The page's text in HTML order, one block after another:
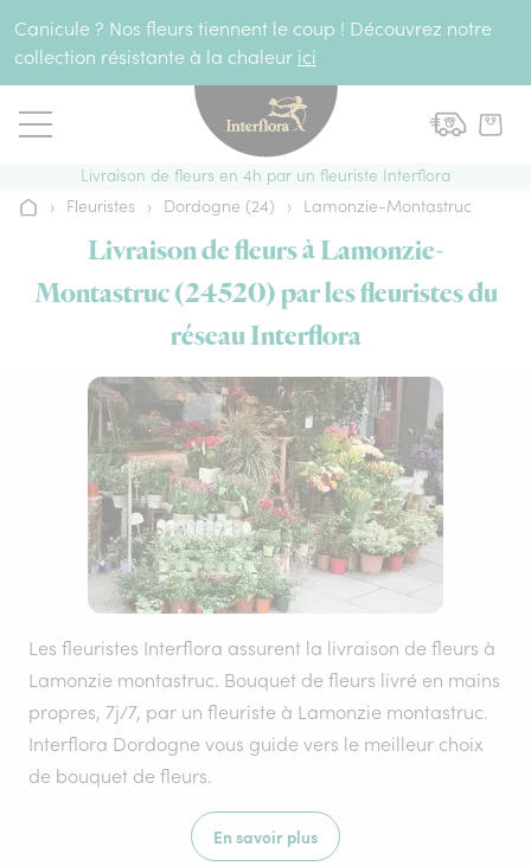
Canicule ? Nos fleurs tiennent le coup ! Découvrez notre
collection résistante à la chaleur ici
Livraison de fleurs en 4h par un fleuriste Interflora
Accueil
› Fleuristes › Dordogne (24) › Lamonzie-Montastruc
Livraison de fleurs à Lamonzie-
Montastruc (24520) par les fleuristes du
réseau Interflora
Les fleuristes Interflora assurent la livraison de fleurs à
Lamonzie montastruc. Bouquet de fleurs livré en mains
propres, 7j/7, par un fleuriste à Lamonzie montastruc.
Interflora Dordogne vous guide vers le meilleur choix
de bouquet de fleurs.
En savoir plus